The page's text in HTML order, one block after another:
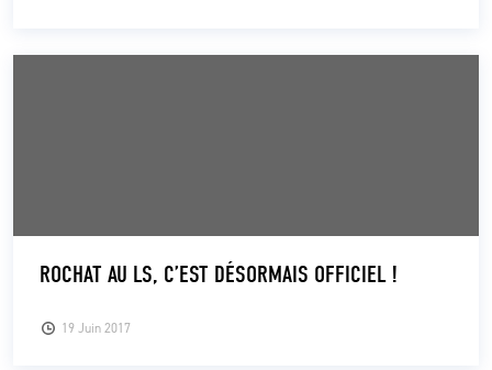
19 Juin 2017
ROCHAT AU LS, C’EST DÉSORMAIS OFFICIEL !